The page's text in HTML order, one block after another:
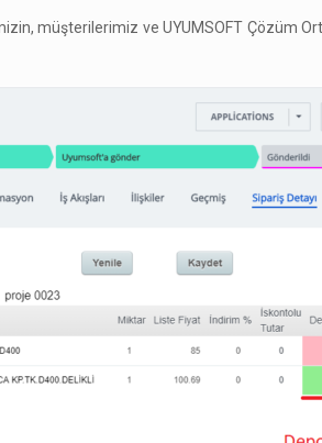
müşterilerimiz ve UYUMSOFT Çözüm